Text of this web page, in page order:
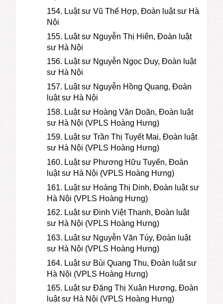
154. Luật sư Vũ Thế Hợp, Đoàn luật sư Hà
Nội
155. Luật sư Nguyễn Thị Hiên, Đoàn luật
sư Hà Nội
156. Luật sư Nguyễn Ngọc Duy, Đoàn luật
sư Hà Nội
157. Luật sư Nguyễn Hồng Quang, Đoàn
luật sư Hà Nội
158. Luật sư Hoàng Văn Doãn, Đoàn luật
sư Hà Nội (VPLS Hoàng Hưng)
159. Luật sư Trần Thị Tuyết Mai, Đoàn luật
sư Hà Nội (VPLS Hoàng Hưng)
160. Luật sư Phương Hữu Tuyến, Đoàn
luật sư Hà Nội (VPLS Hoàng Hưng)
161. Luật sư Hoàng Thị Dinh, Đoàn luật sư
Hà Nội (VPLS Hoàng Hưng)
162. Luật sư Đinh Việt Thanh, Đoàn luật
sư Hà Nội (VPLS Hoàng Hưng)
163. Luật sư Nguyễn Văn Túy, Đoàn luật
sư Hà Nội (VPLS Hoàng Hưng)
164. Luật sư Bùi Quang Thu, Đoàn luật sư
Hà Nội (VPLS Hoàng Hưng)
165. Luật sư Đặng Thị Xuân Hương, Đoàn
luật sư Hà Nội (VPLS Hoàng Hưng)